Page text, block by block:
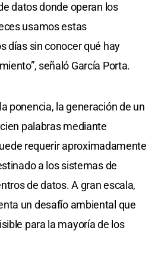
datos donde operan los
usamos estas
días sin conocer qué hay
señaló García Porta.
ponencia, la generación de un
palabras mediante
requerir aproximadamente
a los sistemas de
de datos. A gran escala,
un desafío ambiental que
para la mayoría de los